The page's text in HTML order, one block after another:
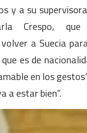
y a su
Crespo,
a Suecia
es de
en los
a estar bien”.